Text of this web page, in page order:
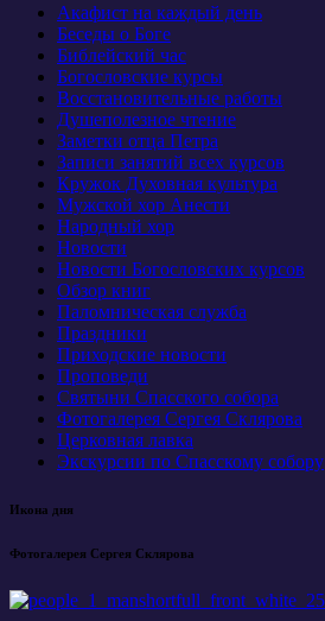
Акафист на каждый день
Беседы о Боге
Библейский час
Богословские курсы
Восстановительные работы
Душеполезное чтение
Заметки отца Петра
Записи занятий всех курсов
Кружок Духовная культура
Мужской хор Анести
Народный хор
Новости
Новости Богословских курсов
Обзор книг
Паломническая служба
Праздники
Приходские новости
Проповеди
Святыни Спасского собора
Фотогалерея Сергея Склярова
Церковная лавка
Экскурсии по Спасскому собору
Икона дня
Фотогалерея Сергея Склярова